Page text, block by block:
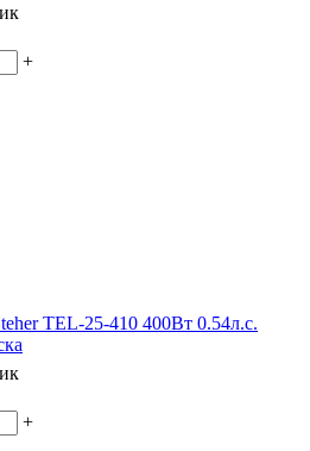
+
TEL-25-410 400Вт 0.54л.с.
+